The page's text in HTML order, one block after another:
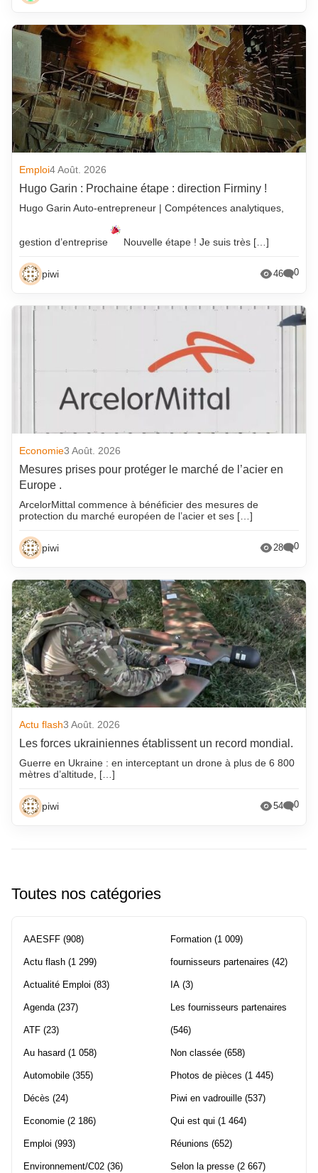
Emploi4 Août. 2026
Hugo Garin : Prochaine étape : direction Firminy !
Hugo Garin Auto-entrepreneur | Compétences analytiques,
gestion d’entreprise Nouvelle étape ! Je suis très […]
piwi 46 0
Economie3 Août. 2026
Mesures prises pour protéger le marché de l’acier en
Europe .
ArcelorMittal commence à bénéficier des mesures de
protection du marché européen de l’acier et ses […]
piwi 28 0
Actu flash3 Août. 2026
Les forces ukrainiennes établissent un record mondial.
Guerre en Ukraine : en interceptant un drone à plus de 6 800
mètres d’altitude, […]
piwi 54 0
Toutes nos catégories
AAESFF (908)
Actu flash (1 299)
Actualité Emploi (83)
Agenda (237)
ATF (23)
Au hasard (1 058)
Automobile (355)
Décès (24)
Economie (2 186)
Emploi (993)
Environnement/C02 (36)
Formation (1 009)
fournisseurs partenaires (42)
IA (3)
Les fournisseurs partenaires
(546)
Non classée (658)
Photos de pièces (1 445)
Piwi en vadrouille (537)
Qui est qui (1 464)
Réunions (652)
Selon la presse (2 667)